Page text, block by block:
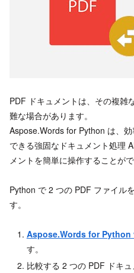
PDF ドキュメントは、その複雑
難な場合があります。
Aspose.Words for Python は、
できる強固なドキュメント処理
メントを簡単に操作することがで
Python で 2 つの PDF ファイル
す。
Aspose.Words for Python
す。
比較する 2 つの PDF ドキ